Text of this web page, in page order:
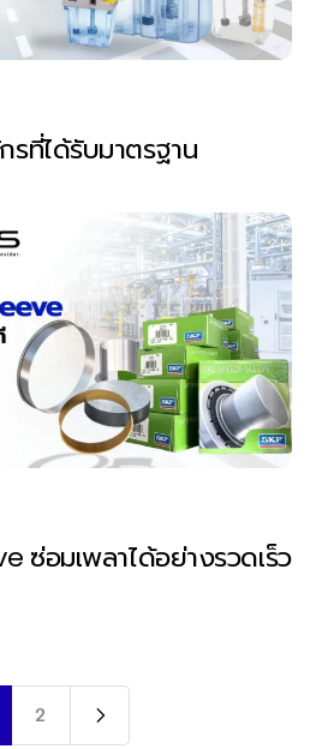
รที่ได้รับมาตรฐาน
ซ่อมเพลาได้อย่างรวดเร็ว
2